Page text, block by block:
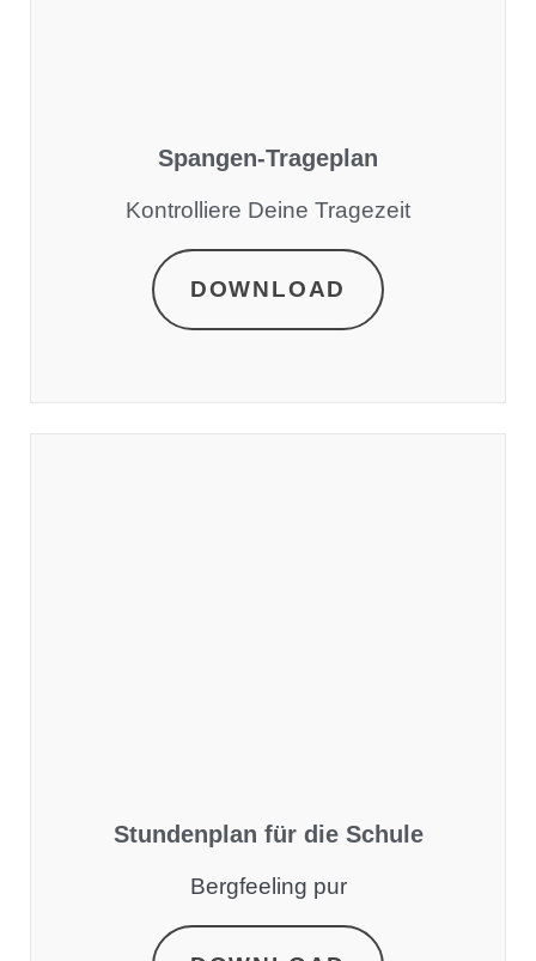
Spangen-Trageplan
Kontrolliere Deine Tragezeit
DOWNLOAD
Stundenplan für die Schule
Bergfeeling pur